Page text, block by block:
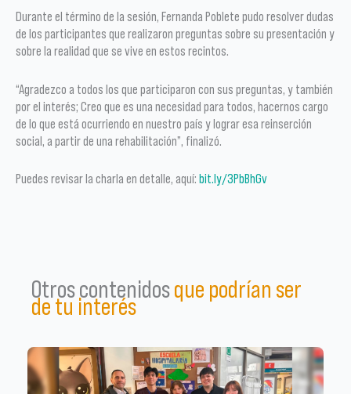
Durante el término de la sesión, Fernanda Poblete pudo resolver dudas
de los participantes que realizaron preguntas sobre su presentación y
sobre la realidad que se vive en estos recintos.
“Agradezco a todos los que participaron con sus preguntas, y también
por el interés; Creo que es una necesidad para todos, hacernos cargo
de lo que está ocurriendo en nuestro país y lograr esa reinserción
social, a partir de una rehabilitación”, finalizó.
Puedes revisar la charla en detalle, aquí: bit.ly/3PbBhGv
Otros contenidosque podrían ser
de tu interés